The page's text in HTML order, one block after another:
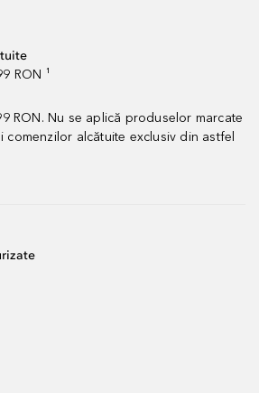
RON ¹
RON. Nu se aplică produselor marcate
comenzilor alcătuite exclusiv din astfel